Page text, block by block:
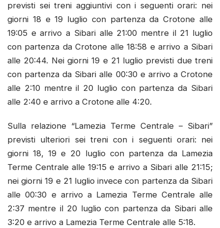
previsti sei treni aggiuntivi con i seguenti orari: nei
giorni 18 e 19 luglio con partenza da Crotone alle
19:05 e arrivo a Sibari alle 21:00 mentre il 21 luglio
con partenza da Crotone alle 18:58 e arrivo a Sibari
alle 20:44. Nei giorni 19 e 21 luglio previsti due treni
con partenza da Sibari alle 00:30 e arrivo a Crotone
alle 2:10 mentre il 20 luglio con partenza da Sibari
alle 2:40 e arrivo a Crotone alle 4:20.
Sulla relazione “Lamezia Terme Centrale – Sibari”
previsti ulteriori sei treni con i seguenti orari: nei
giorni 18, 19 e 20 luglio con partenza da Lamezia
Terme Centrale alle 19:15 e arrivo a Sibari alle 21:15;
nei giorni 19 e 21 luglio invece con partenza da Sibari
alle 00:30 e arrivo a Lamezia Terme Centrale alle
2:37 mentre il 20 luglio con partenza da Sibari alle
3:20 e arrivo a Lamezia Terme Centrale alle 5:18.